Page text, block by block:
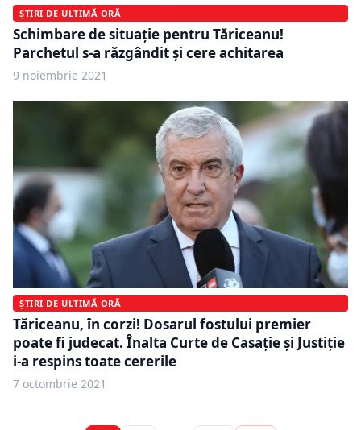
ȘTIRI DE ULTIMĂ ORĂ
Schimbare de situație pentru Tăriceanu!
Parchetul s-a răzgândit și cere achitarea
9 noiembrie 2021
ȘTIRI DE ULTIMĂ ORĂ
Tăriceanu, în corzi! Dosarul fostului premier
poate fi judecat. Înalta Curte de Casație și Justiție
i-a respins toate cererile
7 octombrie 2021